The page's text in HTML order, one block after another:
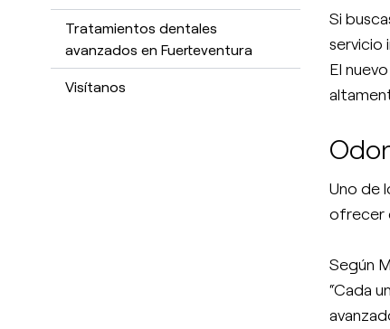
Tratamientos dentales
avanzados en Fuerteventura
Visítanos
Si
servicio
El
Uno de
ofrecer
Según
“Cada